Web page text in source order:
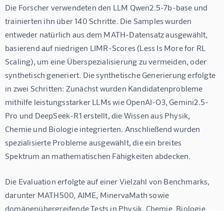
Die Forscher verwendeten den LLM Qwen2.5-7b-base und
trainierten ihn über 140 Schritte. Die Samples wurden
entweder natürlich aus dem MATH-Datensatz ausgewählt,
basierend auf niedrigen LIMR-Scores (Less Is More for RL
Scaling), um eine Überspezialisierung zu vermeiden, oder
synthetisch generiert. Die synthetische Generierung erfolgte
in zwei Schritten: Zunächst wurden Kandidatenprobleme
mithilfe leistungsstarker LLMs wie OpenAI-O3, Gemini2.5-
Pro und DeepSeek-R1 erstellt, die Wissen aus Physik,
Chemie und Biologie integrierten. Anschließend wurden
spezialisierte Probleme ausgewählt, die ein breites
Spektrum an mathematischen Fähigkeiten abdecken.
Die Evaluation erfolgte auf einer Vielzahl von Benchmarks,
darunter MATH500, AIME, MinervaMath sowie
domänenübergreifende Tests in Physik, Chemie, Biologie,